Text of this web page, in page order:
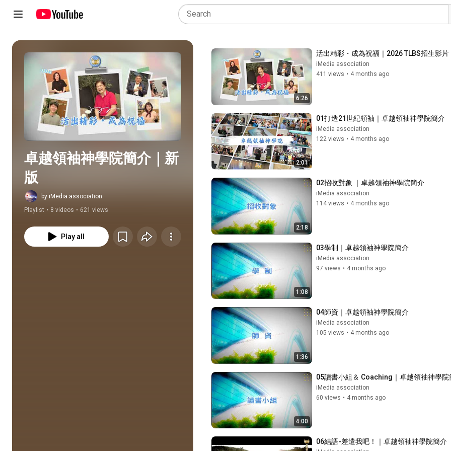
Play all
卓越領袖神學院簡介｜新
版
by iMedia association
Playlist • 8 videos • 621 views
Play all
6:26
活出精彩・成為祝福｜2026 TLBS招生影片
iMedia association
411 views • 4 months ago
2:01
01打造21世紀領袖｜卓越領袖神學院簡介
iMedia association
122 views • 4 months ago
2:18
02招收對象 ｜卓越領袖神學院簡介
iMedia association
114 views • 4 months ago
1:08
03學制｜卓越領袖神學院簡介
iMedia association
97 views • 4 months ago
1:36
04師資｜卓越領袖神學院簡介
iMedia association
105 views • 4 months ago
4:00
05讀書小組＆ Coaching｜卓越領袖神學院
iMedia association
60 views • 4 months ago
06結語-差遣我吧！｜卓越領袖神學院簡介